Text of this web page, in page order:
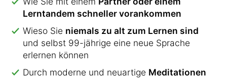
Lerntandem schneller vorankommen
Wieso Sie niemals zu alt zum Lernen sind
und selbst 99-jährige eine neue Sprache
erlernen können
Durch moderne und neuartige Meditationen